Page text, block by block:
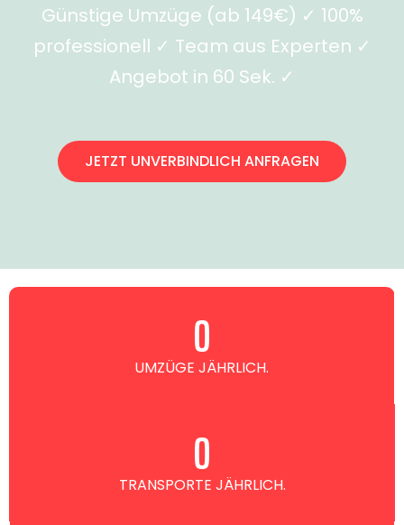
Günstige Umzüge (ab 149€) ✓ 100%
professionell ✓ Team aus Experten ✓
Angebot in 60 Sek. ✓
JETZT UNVERBINDLICH ANFRAGEN
UMZÜGE JÄHRLICH.
0
TRANSPORTE JÄHRLICH.
0